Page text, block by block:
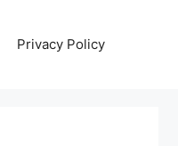
Privacy Policy